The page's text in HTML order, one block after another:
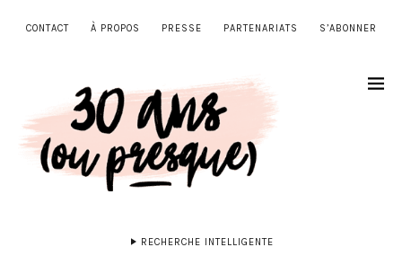
CONTACT À PROPOS PRESSE PARTENARIATS S’ABONNER
RECHERCHE INTELLIGENTE